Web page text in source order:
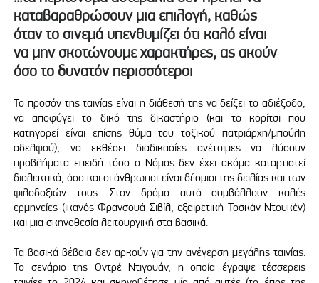
καταβαραθρώσουν μια επιλογή, καθώς
όταν το σινεμά υπενθυμίζει ότι καλό είναι
να μην σκοτώνουμε χαρακτήρες, ας ακούν
όσο το δυνατόν περισσότεροι
Το προσόν της ταινίας είναι η διάθεσή της να δείξει το αδιέξοδο,
να αποφύγει το δικό της δικαστήριο (και το κορίτσι που
κατηγορεί είναι επίσης θύμα του τοξικού πατριάρχη/μπούλη
αδελφού), να εκθέσει διαδικασίες ανέτοιμες να λύσουν
προβλήματα επειδή τόσο ο Νόμος δεν έχει ακόμα καταρτιστεί
διαλεκτικά, όσο και οι άνθρωποι είναι δέσμιοι της δειλίας και των
φιλοδοξιών τους. Στον δρόμο αυτό συμβάλλουν καλές
ερμηνείες (ικανός Φρανσουά Σιβίλ, εξαιρετική Τοσκάν Ντουκέν)
και μια σκηνοθεσία λειτουργική στα βασικά.
Τα βασικά βέβαια δεν αρκούν για την ανέγερση μεγάλης ταινίας.
Το σενάριο της Οντρέ Ντιγουάν, η οποία έγραψε τέσσερεις